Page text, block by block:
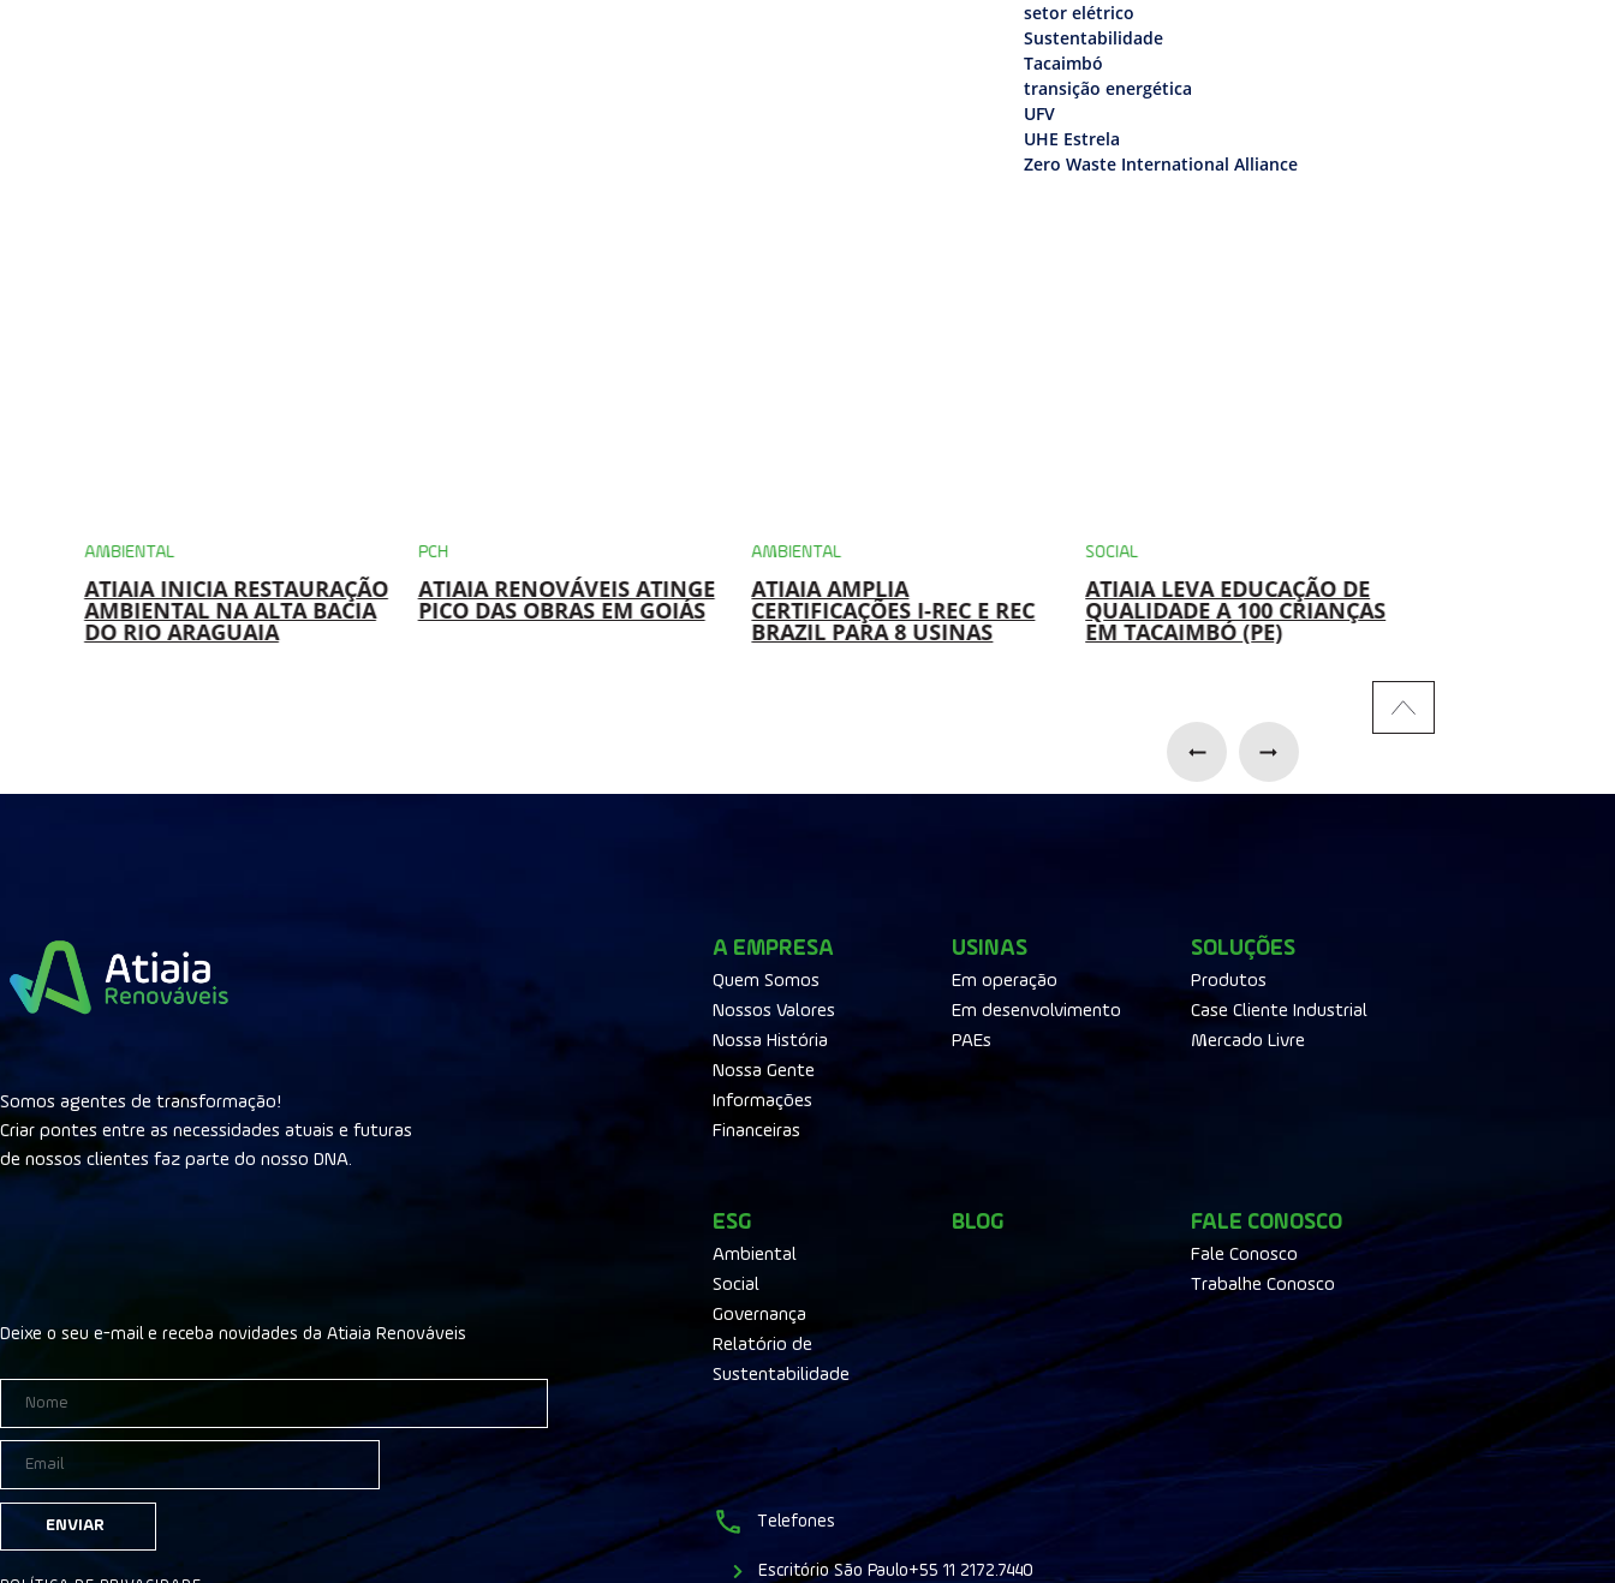
setor elétrico
Sustentabilidade
Tacaimbó
transição energética
UFV
UHE Estrela
Zero Waste International Alliance
AMBIENTAL
ATIAIA INICIA RESTAURAÇÃO
AMBIENTAL NA ALTA BACIA
DO RIO ARAGUAIA
PCH
ATIAIA RENOVÁVEIS ATINGE
PICO DAS OBRAS EM GOIÁS
AMBIENTAL
ATIAIA AMPLIA
CERTIFICAÇÕES I-REC E REC
BRAZIL PARA 8 USINAS
SOCIAL
ATIAIA LEVA EDUCAÇÃO DE
QUALIDADE A 100 CRIANÇAS
EM TACAIMBÓ (PE)
ÓLEO
Somos agentes de transformação!
Criar pontes entre as necessidades atuais e futuras
de nossos clientes faz parte do nosso DNA.
Deixe o seu e-mail e receba novidades da Atiaia Renováveis
ENVIAR
A EMPRESA
Quem Somos
Nossos Valores
Nossa História
Nossa Gente
Informações
Financeiras
USINAS
Em operação
Em desenvolvimento
PAEs
SOLUÇÕES
Produtos
Case Cliente Industrial
Mercado Livre
ESG
Ambiental
Social
Governança
Relatório de
Sustentabilidade
BLOG FALE CONOSCO
Fale Conosco
Trabalhe Conosco
Telefones
Escritório São Paulo+55 11 2172.7440